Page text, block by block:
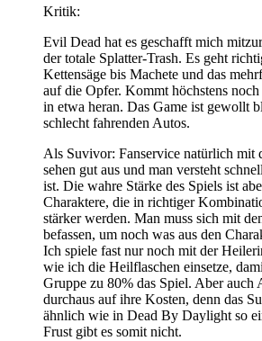
Kritik:
Evil Dead hat es geschafft mich
der totale Splatter-Trash. Es geht
Kettensäge bis Machete und das
auf die Opfer. Kommt höchstens
in etwa heran. Das Game ist gewollt
schlecht fahrenden Autos.
Als Suvivor: Fanservice natürlich mit
sehen gut aus und man versteht
ist. Die wahre Stärke des Spiels ist
Charaktere, die in richtiger
stärker werden. Man muss sich mit
befassen, um noch was aus den
Ich spiele fast nur noch mit der
wie ich die Heilflaschen einsetze,
Gruppe zu 80% das Spiel. Aber auch
durchaus auf ihre Kosten, denn das
ähnlich wie in Dead By Daylight so
Frust gibt es somit nicht.